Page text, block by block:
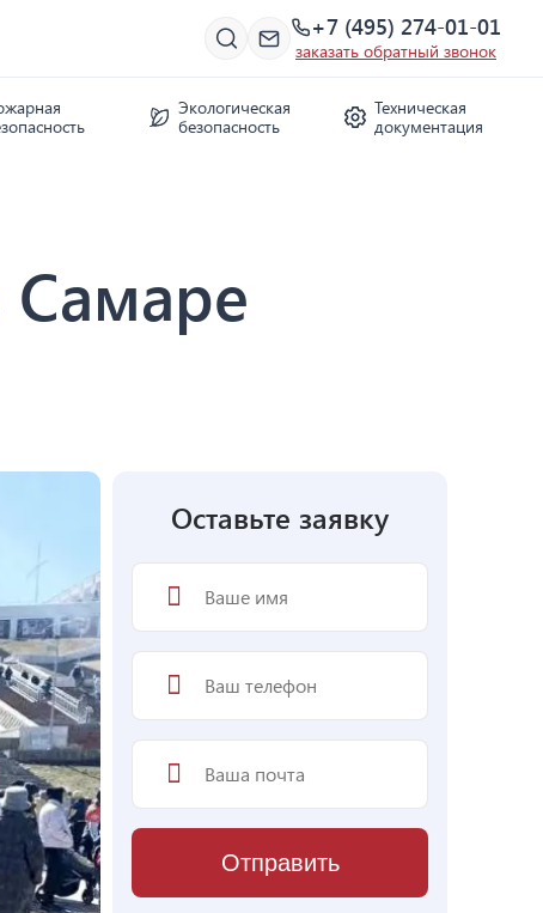
+7 (495) 274-01-01
заказать обратный звонок
Экологическая
безопасность
Техническая
документация
Самаре
Оставьте заявку
Отправить